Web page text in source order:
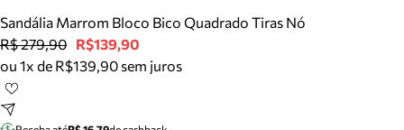
Tamanco
Tênis
Mule
Sandália Marrom Bloco Bico Quadrado Tiras Nó
R$ 279,90 R$139,90
ou 1x de R$139,90 sem juros